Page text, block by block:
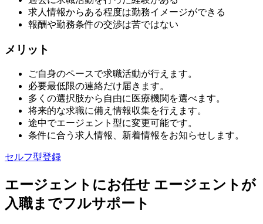
求人情報からある程度は勤務イメージができる
報酬や勤務条件の交渉は苦ではない
メリット
ご自身のペースで求職活動が行えます。
必要最低限の連絡だけ届きます。
多くの選択肢から自由に医療機関を選べます。
将来的な求職に備え情報収集を行えます。
途中でエージェント型に変更可能です。
条件に合う求人情報、新着情報をお知らせします。
セルフ型登録
エージェントにお任せ エージェントが
入職までフルサポート